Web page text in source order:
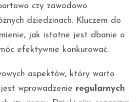
czy zawodowo
dziedzinach. Kluczem do
jak istotne jest dbanie o
efektywnie konkurować.
aspektów, który warto
wprowadzenie regularnych